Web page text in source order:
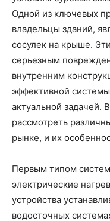
Одной из ключевых
владельцы зданий,
сосулек на крыше.
серьезным
внутренним
эффективной
актуальной задачей.
рассмотреть
рынке, и их
Первым типом
электрические
устройства
водосточных